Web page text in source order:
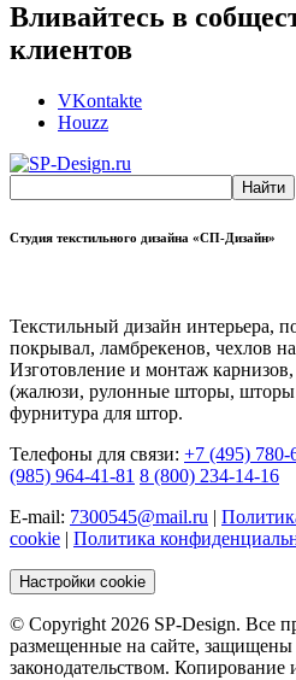
Вливайтесь в
клиентов
VKontakte
Houzz
Студия текстильного дизайна «СП-Дизайн»
Текстильный дизайн интерьера,
покрывал, ламбрекенов, чехлов
Изготовление и монтаж
(жалюзи, рулонные шторы, шторы
фурнитура для штор.
Телефоны для связи: +7 (495) 780-
(985) 964-41-81 8 (800) 234-14-16
E-mail: 7300545@mail.ru |
cookie | Политика
Настройки cookie
© Copyright 2026 SP-Design. Все
размещенные на сайте,
законодательством. Копирование